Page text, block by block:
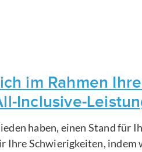
im Rahmen
Inclusive-
haben, einen Stand für
Ihre Schwierigkeiten, indem